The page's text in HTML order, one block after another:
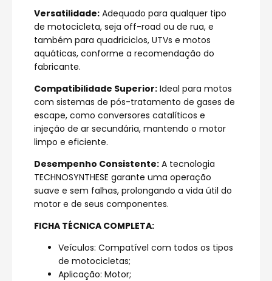
Versatilidade: Adequado para qualquer tipo
de motocicleta, seja off-road ou de rua, e
também para quadriciclos, UTVs e motos
aquáticas, conforme a recomendação do
fabricante.
Compatibilidade Superior: Ideal para motos
com sistemas de pós-tratamento de gases de
escape, como conversores catalíticos e
injeção de ar secundária, mantendo o motor
limpo e eficiente.
Desempenho Consistente: A tecnologia
TECHNOSYNTHESE garante uma operação
suave e sem falhas, prolongando a vida útil do
motor e de seus componentes.
FICHA TÉCNICA COMPLETA:
Veículos: Compatível com todos os tipos
de motocicletas;
Aplicação: Motor;